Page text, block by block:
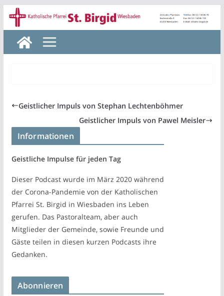
Zum
Inhalt
springen
Geistlicher Impuls von Stephan Lechtenböhmer
Geistlicher Impuls von Pawel Meisler
Informationen
Geistliche Impulse für jeden Tag
Dieser Podcast wurde im März 2020 während
der Corona-Pandemie von der Katholischen
Pfarrei St. Birgid in Wiesbaden ins Leben
gerufen. Das Pastoralteam, aber auch
Mitglieder der Gemeinde, sowie Freunde und
Gäste teilen in diesen kurzen Podcasts ihre
Gedanken.
Abonnieren